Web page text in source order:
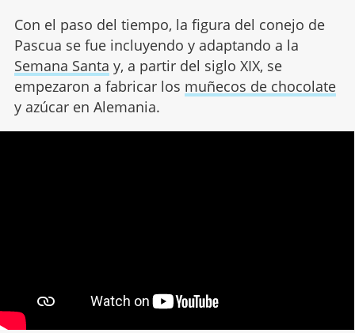
Con el paso del tiempo, la figura del conejo de
Pascua se fue incluyendo y adaptando a la
Semana Santa y, a partir del siglo XIX, se
empezaron a fabricar los muñecos de chocolate
y azúcar en Alemania.